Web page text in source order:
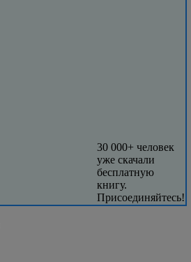
30 000+ человек
уже скачали
бесплатную
книгу.
Присоединяйтесь!